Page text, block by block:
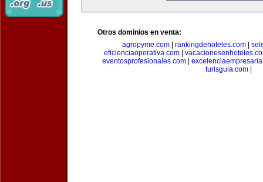
Otros dominios en venta:
agropyme.com| rankingdehoteles.com|
eficienciaoperativa.com
eventosprofesionales.com
turisguia.com|